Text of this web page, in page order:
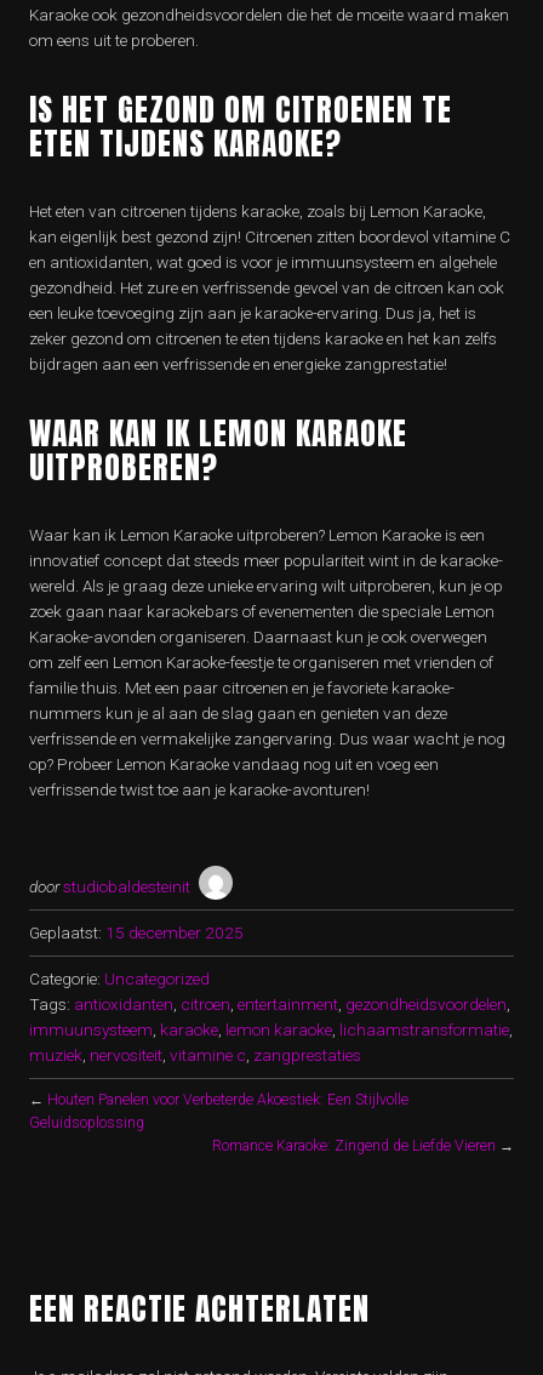
Karaoke ook gezondheidsvoordelen die het de moeite waard maken
om eens uit te proberen.
IS HET GEZOND OM CITROENEN TE
ETEN TIJDENS KARAOKE?
Het eten van citroenen tijdens karaoke, zoals bij Lemon Karaoke,
kan eigenlijk best gezond zijn! Citroenen zitten boordevol vitamine C
en antioxidanten, wat goed is voor je immuunsysteem en algehele
gezondheid. Het zure en verfrissende gevoel van de citroen kan ook
een leuke toevoeging zijn aan je karaoke-ervaring. Dus ja, het is
zeker gezond om citroenen te eten tijdens karaoke en het kan zelfs
bijdragen aan een verfrissende en energieke zangprestatie!
WAAR KAN IK LEMON KARAOKE
UITPROBEREN?
Waar kan ik Lemon Karaoke uitproberen? Lemon Karaoke is een
innovatief concept dat steeds meer populariteit wint in de karaoke-
wereld. Als je graag deze unieke ervaring wilt uitproberen, kun je op
zoek gaan naar karaokebars of evenementen die speciale Lemon
Karaoke-avonden organiseren. Daarnaast kun je ook overwegen
om zelf een Lemon Karaoke-feestje te organiseren met vrienden of
familie thuis. Met een paar citroenen en je favoriete karaoke-
nummers kun je al aan de slag gaan en genieten van deze
verfrissende en vermakelijke zangervaring. Dus waar wacht je nog
op? Probeer Lemon Karaoke vandaag nog uit en voeg een
verfrissende twist toe aan je karaoke-avonturen!
doorstudiobaldesteinit
Geplaatst: 15 december 2025
Categorie: Uncategorized
Tags: antioxidanten citroen entertainment gezondheidsvoordelen
immuunsysteem karaoke lemon karaoke lichaamstransformatie
muziek nervositeit vitamine c zangprestaties
← Houten Panelen voor Verbeterde Akoestiek: Een Stijlvolle
Geluidsoplossing
Romance Karaoke: Zingend de Liefde Vieren →
EEN REACTIE ACHTERLATEN